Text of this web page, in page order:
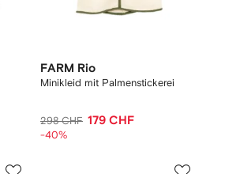
FARM Rio
Minikleid mit Palmenstickerei
298 CHF 179 CHF
-40%